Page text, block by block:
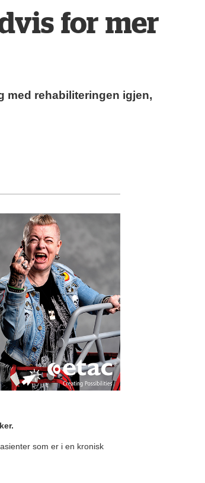
for mer
med rehabiliteringen igjen,
som er i en kronisk